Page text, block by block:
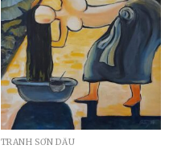
TRANH SƠN DẦU